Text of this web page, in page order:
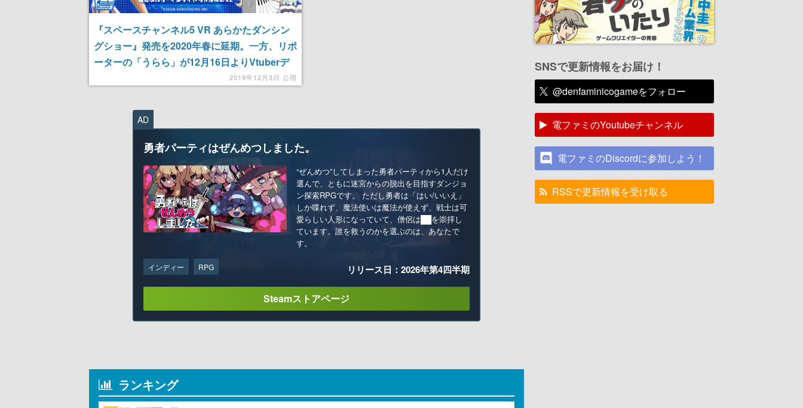
『スペースチャンネル5 VR あらかたダンシン
グショー』発売を2020年春に延期。一方、リポ
ーターの「うらら」が12月16日よりVtuberデ
2019年12月3日 公開
AD
勇者パーティはぜんめつしました。
“ぜんめつ”してしまった勇者パーティから1人だけ
選んで、ともに迷宮からの脱出を目指すダンジョ
ン探索RPGです。 ただし勇者は「はい/いいえ」
しか喋れず、魔法使いは魔法が使えず、戦士は可
愛らしい人形になっていて、僧侶は██を崇拝し
ています。誰を救うのかを選ぶのは、あなたで
す。
インディー RPG リリース日：2026年第4四半期
Steamストアページ
ランキング
SNSで更新情報をお届け！
@denfaminicogameをフォロー
電ファミのYoutubeチャンネル
電ファミのDiscordに参加しよう！
RSSで更新情報を受け取る